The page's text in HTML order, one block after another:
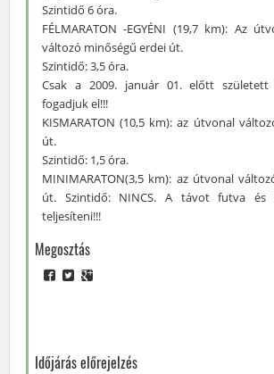
Szintidő 6 óra.
FÉLMARATON -EGYÉNI (19,7 km): Az
változó minőségű erdei út.
Szintidő: 3,5 óra.
Csak a 2009. január 01. előtt született
fogadjuk el!!!
KISMARATON (10,5 km): az útvonal
út.
Szintidő: 1,5 óra.
MINIMARATON(3,5 km): az útvonal
út. Szintidő: NINCS. A távot futva és
teljesíteni!!!
Megosztás
Időjárás előrejelzés